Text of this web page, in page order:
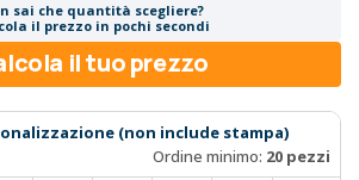
sai che quantità scegliere?
il prezzo in pochi secondi
il tuo prezzo
(non include stampa)
Ordine minimo: 20 pezzi